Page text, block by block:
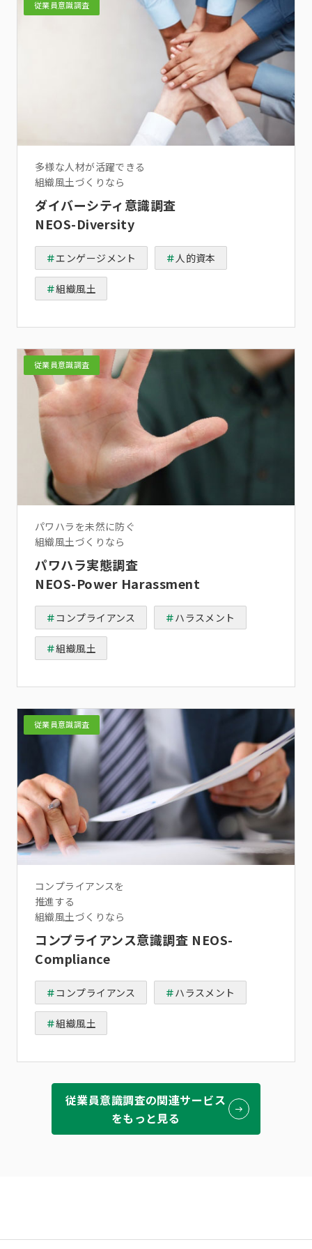
従業員意識調査
多様な人材が活躍できる
組織風土づくりなら
ダイバーシティ意識調査
NEOS-Diversity
エンゲージメント 人的資本
組織風土
従業員意識調査
パワハラを未然に防ぐ
組織風土づくりなら
パワハラ実態調査
NEOS-Power Harassment
コンプライアンス ハラスメント
組織風土
従業員意識調査
コンプライアンスを
推進する
組織風土づくりなら
コンプライアンス意識調査 NEOS-
Compliance
コンプライアンス ハラスメント
組織風土
従業員意識調査の関連サービス
をもっと見る